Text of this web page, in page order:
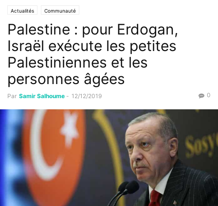
Actualités Communauté
Palestine : pour Erdogan,
Israël exécute les petites
Palestiniennes et les
personnes âgées
Par Samir Salhoume - 12/12/2019 0